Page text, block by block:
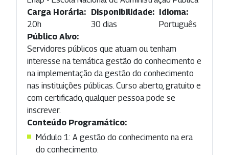
Carga Horária:
20h
Disponibilidade:
30 dias
Idioma:
Português
Público Alvo:
Servidores públicos que atuam ou tenham
interesse na temática gestão do conhecimento e
na implementação da gestão do conhecimento
nas instituições públicas. Curso aberto, gratuito e
com certificado, qualquer pessoa pode se
inscrever.
Conteúdo Programático:
Módulo 1: A gestão do conhecimento na era
do conhecimento.